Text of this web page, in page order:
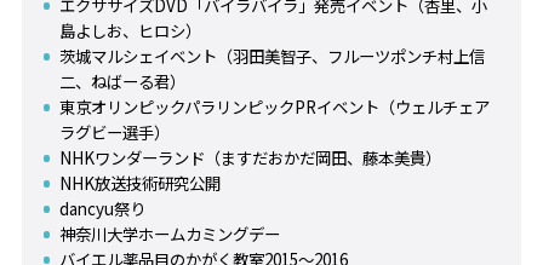
エクササイズDVD「バイラバイラ」発売イベント（杏里、小
島よしお、ヒロシ）
茨城マルシェイベント（羽田美智子、フルーツポンチ村上信
二、ねばーる君）
東京オリンピックパラリンピックPRイベント（ウェルチェア
ラグビー選手）
NHKワンダーランド（ますだおかだ岡田、藤本美貴）
NHK放送技術研究公開
dancyu祭り
神奈川大学ホームカミングデー
バイエル薬品目のかがく教室2015～2016